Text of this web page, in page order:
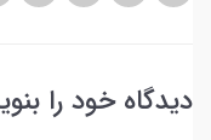
دیدگاه خود را